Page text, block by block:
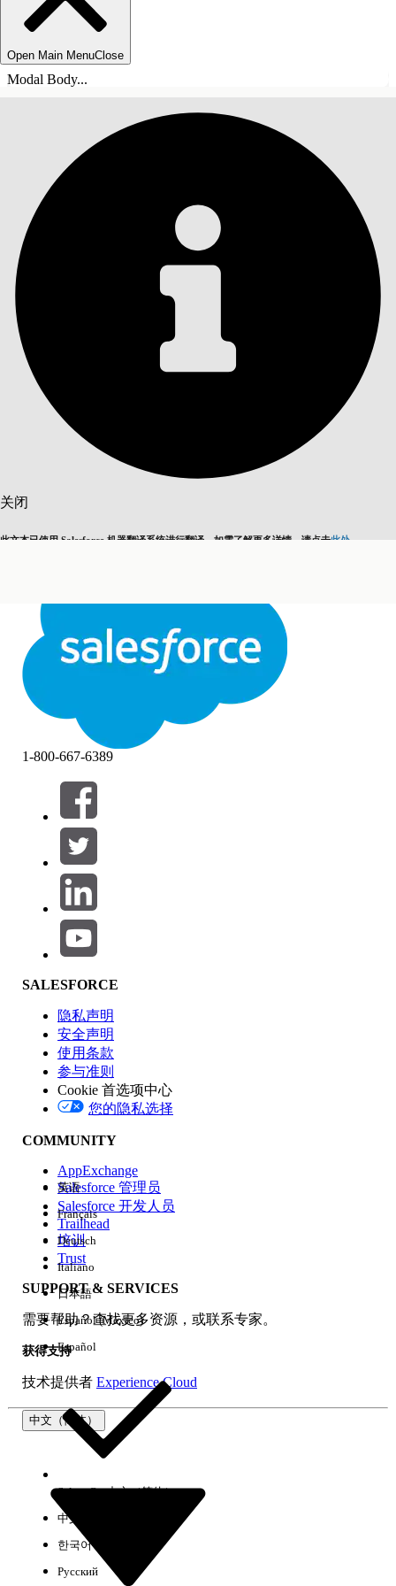
Open Main MenuClose
Modal Body...
关闭
此文本已使用 Salesforce 机器翻译系统进行翻译。如需了解更多详情，请点击此处
关闭关闭
目录
筛选器 (0)
选择筛选器
产品区域
功能影响
版本
体验
1-800-667-6389
SALESFORCE
隐私声明
安全声明
使用条款
参与准则
Cookie 首选项中心
您的隐私选择
COMMUNITY
AppExchange
Salesforce 管理员
Salesforce 开发人员
Trailhead
培训
Trust
SUPPORT & SERVICES
需要帮助？查找更多资源，或联系专家。
获得支持
技术提供者 Experience Cloud
中文（简体）
英语
Français
Deutsch
Italiano
日本語
Español (México)
Español
Select Org中文（简体）
中文（繁体）
한국어
Русский